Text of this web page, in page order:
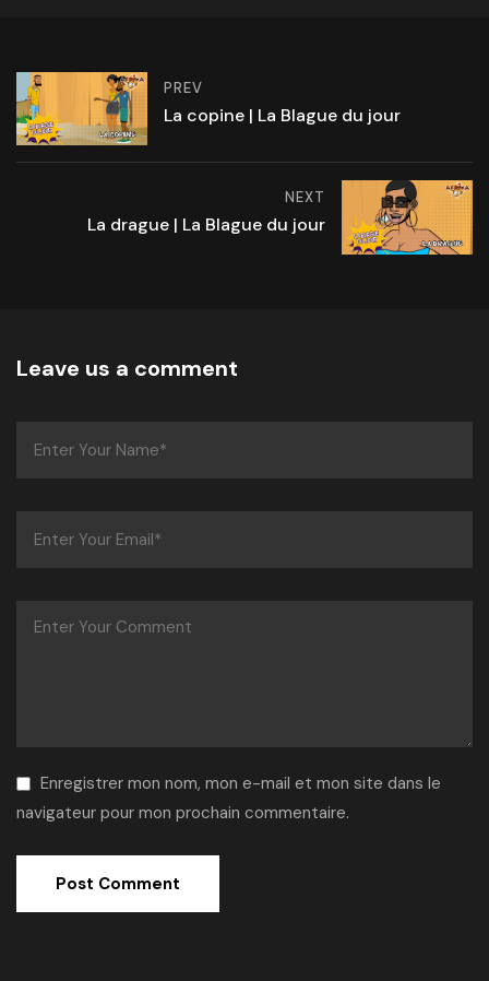
PREV
La copine | La Blague du jour
NEXT
La drague | La Blague du jour
Leave us a comment
Enregistrer mon nom, mon e-mail et mon site dans le
navigateur pour mon prochain commentaire.